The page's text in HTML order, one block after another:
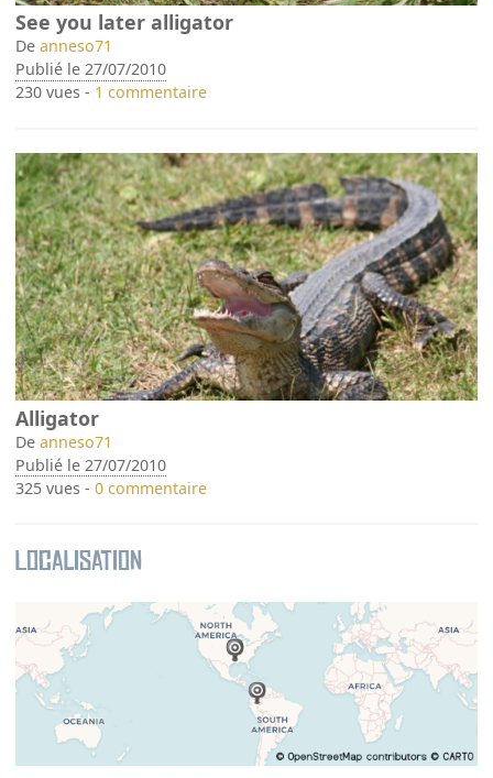
See you later alligator
Deanneso71
Publié le 27/07/2010
230 vues - 1 commentaire
Alligator
Deanneso71
Publié le 27/07/2010
325 vues -0 commentaire
Localisation